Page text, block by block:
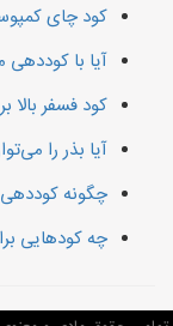
کود چای
آیا با کوددهی
کود فسفر
آیا بذر را
چگونه کوددهی
چه کودهایی